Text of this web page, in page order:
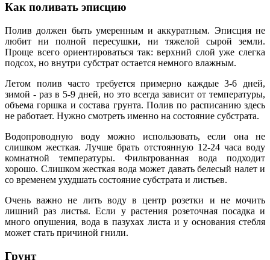
Как поливать эписцию
Полив должен быть умеренным и аккуратным. Эписция не
любит ни полной пересушки, ни тяжелой сырой земли.
Проще всего ориентироваться так: верхний слой уже слегка
подсох, но внутри субстрат остается немного влажным.
Летом полив часто требуется примерно каждые 3-6 дней,
зимой - раз в 5-9 дней, но это всегда зависит от температуры,
объема горшка и состава грунта. Полив по расписанию здесь
не работает. Нужно смотреть именно на состояние субстрата.
Водопроводную воду можно использовать, если она не
слишком жесткая. Лучше брать отстоянную 12-24 часа воду
комнатной температуры. Фильтрованная вода подходит
хорошо. Слишком жесткая вода может давать белесый налет и
со временем ухудшать состояние субстрата и листьев.
Очень важно не лить воду в центр розетки и не мочить
лишний раз листья. Если у растения розеточная посадка и
много опушения, вода в пазухах листа и у основания стебля
может стать причиной гнили.
Грунт